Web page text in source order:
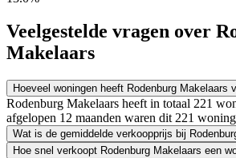
Veelgestelde vragen over
Makelaars
Hoeveel woningen heeft Rodenburg Makelaars
Rodenburg Makelaars heeft in totaal 221
afgelopen 12 maanden waren dit 221
Wat is de gemiddelde verkoopprijs bij
Hoe snel verkoopt Rodenburg Makelaars een